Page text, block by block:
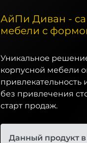
АйПи Диван -
мебели с
Уникальное
корпусной мебели
привлекательность
без привлечения
старт продаж.
Данный продукт